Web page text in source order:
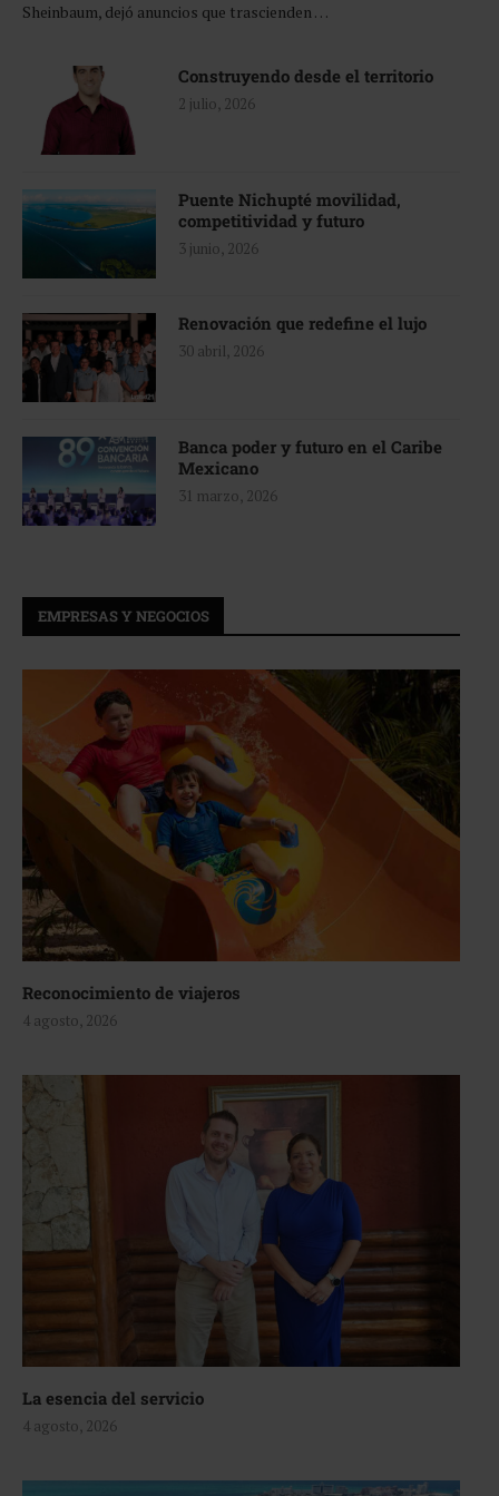
Sheinbaum, dejó anuncios que trascienden …
Construyendo desde el territorio
2 julio, 2026
Puente Nichupté movilidad,
competitividad y futuro
3 junio, 2026
Renovación que redefine el lujo
30 abril, 2026
Banca poder y futuro en el Caribe
Mexicano
31 marzo, 2026
EMPRESAS Y NEGOCIOS
Reconocimiento de viajeros
4 agosto, 2026
La esencia del servicio
4 agosto, 2026